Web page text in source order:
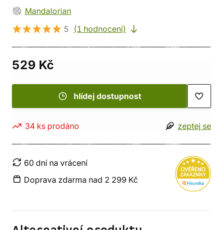
Mandalorian
5
(1 hodnocení)
529 Kč
hlídej dostupnost
34 ks prodáno zeptej se
60 dní na vrácení
Doprava zdarma nad 2 299 Kč